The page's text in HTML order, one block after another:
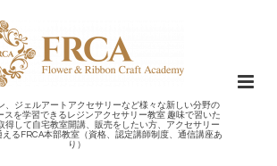
、ジェルアートアクセサリーなど様々な新しい分野の
スを学習できるレジンアクセサリー教室 趣味で習いた
得して自宅教室開講、販売をしたい方、アクセサリー
るFRCA本部教室（資格、認定講師制度、通信講座あ
り）